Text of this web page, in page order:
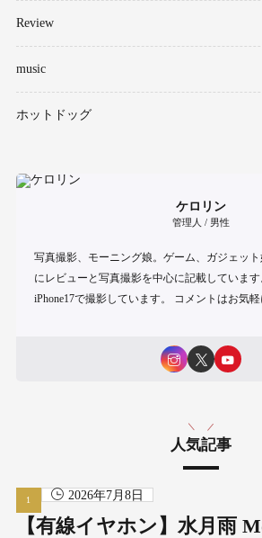
Review
music
ホットドッグ
ケロリン
管理人 / 男性
写真撮影、モーニング娘。ゲーム、ガジェッ
にレビューと写真撮影を中心に記載していま
iPhone17で撮影しています。 コメントはお気
人気記事
2026年7月8日
【有線イヤホン】水月雨